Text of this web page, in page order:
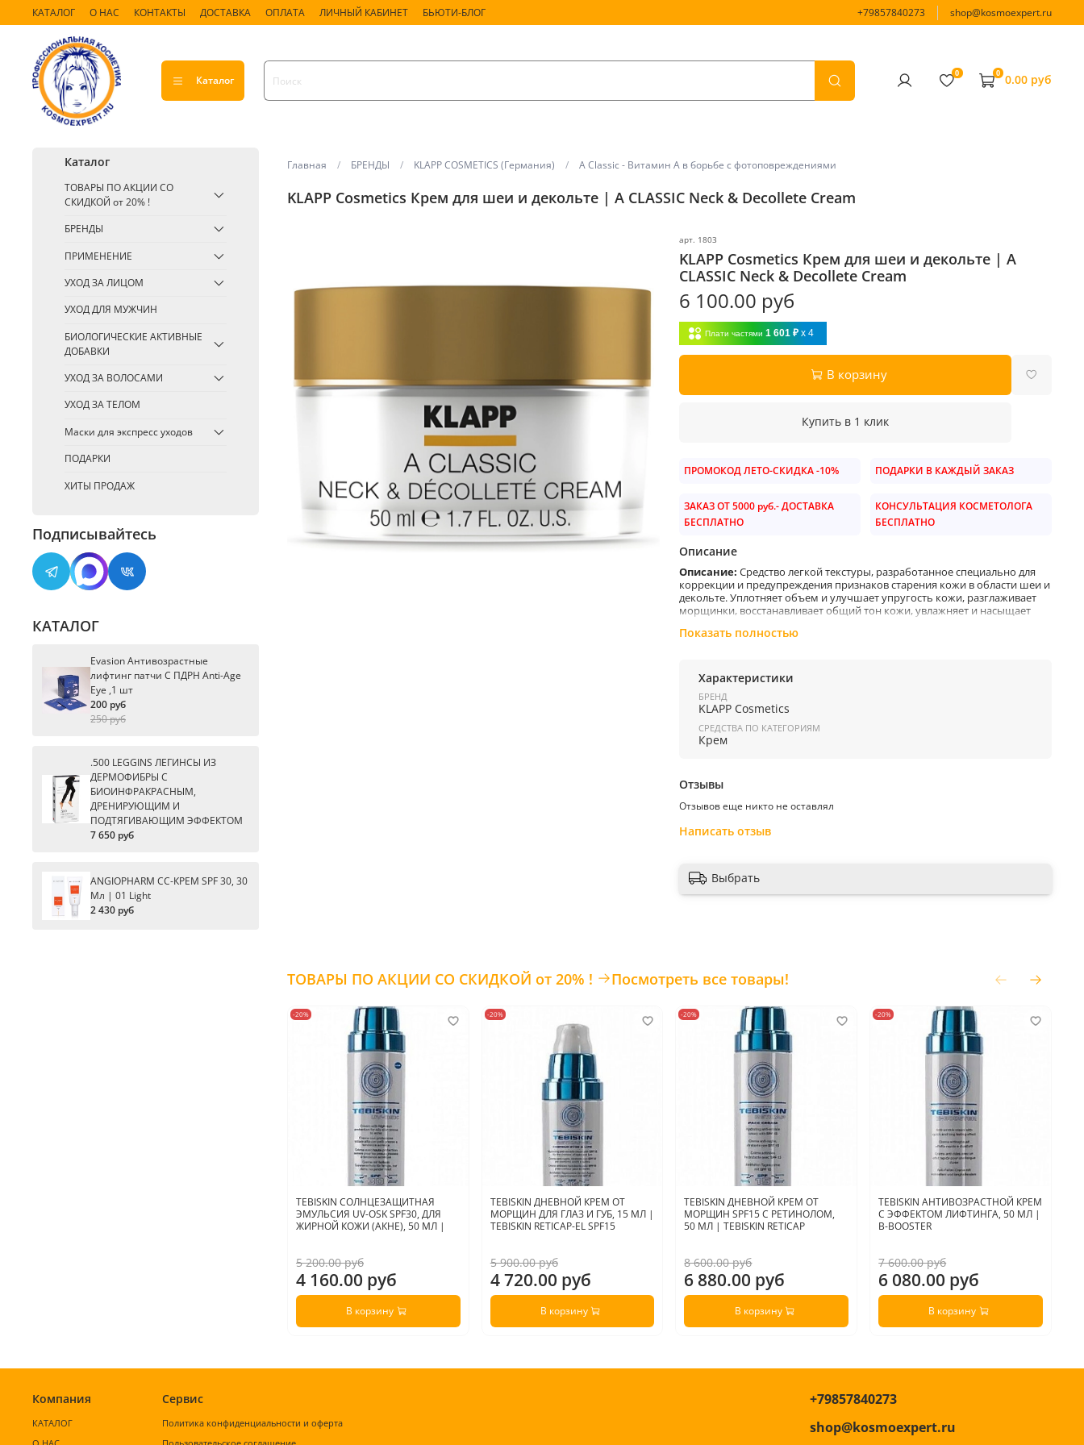
КАТАЛОГ О НАС КОНТАКТЫ ДОСТАВКА ОПЛАТА ЛИЧНЫЙ КАБИНЕТ БЬЮТИ-БЛОГ +79857840273 shop@kosmoexpert.ru
Каталог
0 0 0.00 руб
Главная БРЕНДЫ KLAPP COSMETICS (Германия) A Classic - Витамин А в борьбе с фотоповреждениями
KLAPP Cosmetics Крем для шеи и декольте | A CLASSIC Neck & Decollete Cream
арт. 1803
KLAPP Cosmetics Крем для шеи и декольте | A
CLASSIC Neck & Decollete Cream
6 100.00 руб
Плати частями 1 601 ₽ x 4
В корзину
Купить в 1 клик
ПРОМОКОД ЛЕТО-СКИДКА -10% ПОДАРКИ В КАЖДЫЙ ЗАКАЗ
ЗАКАЗ ОТ 5000 руб.- ДОСТАВКА
БЕСПЛАТНО
КОНСУЛЬТАЦИЯ КОСМЕТОЛОГА
БЕСПЛАТНО
Описание
Описание: Средство легкой текстуры, разработанное специально для
коррекции и предупреждения признаков старения кожи в области шеи и
декольте. Уплотняет объем и улучшает упругость кожи, разглаживает
морщинки, восстанавливает общий тон кожи, увлажняет и насыщает
или вечером.
Страна производитель:Германия
Показать полностью
Характеристики
БРЕНД
KLAPP Cosmetics
СРЕДСТВА ПО КАТЕГОРИЯМ
Крем
Отзывы
Отзывов еще никто не оставлял
Написать отзыв
Выбрать
ТОВАРЫ ПО АКЦИИ СО СКИДКОЙ от 20% ! Посмотреть все товары!
-20%
TEBISKIN СОЛНЦЕЗАЩИТНАЯ
ЭМУЛЬСИЯ UV-OSK SPF30, ДЛЯ
ЖИРНОЙ КОЖИ (АКНЕ), 50 МЛ |
5 200.00 руб
4 160.00 руб
В корзину
-20%
TEBISKIN ДНЕВНОЙ КРЕМ ОТ
МОРЩИН ДЛЯ ГЛАЗ И ГУБ, 15 МЛ |
TEBISKIN RETICAP-EL SPF15
5 900.00 руб
4 720.00 руб
В корзину
-20%
TEBISKIN ДНЕВНОЙ КРЕМ ОТ
МОРЩИН SPF15 С РЕТИНОЛОМ,
50 МЛ | TEBISKIN RETICAP
8 600.00 руб
6 880.00 руб
В корзину
-20%
TEBISKIN АНТИВОЗРАСТНОЙ КРЕМ
С ЭФФЕКТОМ ЛИФТИНГА, 50 МЛ |
B-BOOSTER
7 600.00 руб
6 080.00 руб
В корзину
Каталог
ТОВАРЫ ПО АКЦИИ СО
СКИДКОЙ от 20% !
БРЕНДЫ
ПРИМЕНЕНИЕ
УХОД ЗА ЛИЦОМ
УХОД ДЛЯ МУЖЧИН
БИОЛОГИЧЕСКИЕ АКТИВНЫЕ
ДОБАВКИ
УХОД ЗА ВОЛОСАМИ
УХОД ЗА ТЕЛОМ
Маски для экспресс уходов
ПОДАРКИ
ХИТЫ ПРОДАЖ
Подписывайтесь
КАТАЛОГ
Evasion Антивозрастные
лифтинг патчи С ПДРН Anti-Age
Eye ,1 шт
200 руб
250 руб
.500 LEGGINS ЛЕГИНСЫ ИЗ
ДЕРМОФИБРЫ С
БИОИНФРАКРАСНЫМ,
ДРЕНИРУЮЩИМ И
ПОДТЯГИВАЮЩИМ ЭФФЕКТОМ
7 650 руб
ANGIOPHARM CC-КРЕМ SPF 30, 30
Мл | 01 Light
2 430 руб
Компания
КАТАЛОГ
Сервис
Политика конфиденциальности и оферта
+79857840273
shop@kosmoexpert.ru